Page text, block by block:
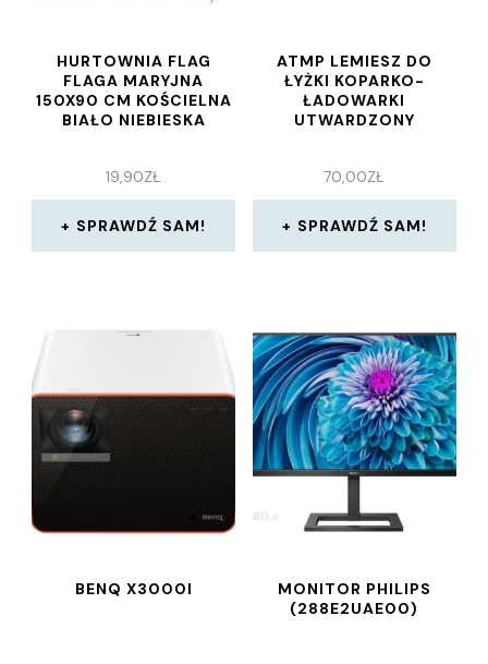
HURTOWNIA FLAG
FLAGA MARYJNA
150X90 CM KOŚCIELNA
BIAŁO NIEBIESKA
19,90ZŁ
SPRAWDŹ SAM!
ATMP LEMIESZ DO
ŁYŻKI KOPARKO-
ŁADOWARKI
UTWARDZONY
70,00ZŁ
SPRAWDŹ SAM!
BENQ X3000I
MONITOR PHILIPS
(288E2UAE00)